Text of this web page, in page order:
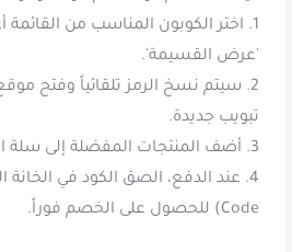
1. اختر الكوبون المناسب من
2. سيتم نسخ الرمز تلقائياً وفتح